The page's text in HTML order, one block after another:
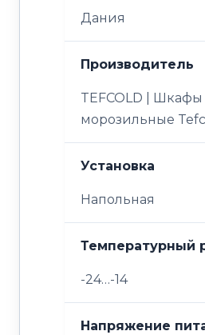
Дания
Производитель
TEFCOLD | Шкафы
морозильные
Установка
Напольная
Температурный
-24…-14
Напряжение